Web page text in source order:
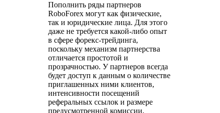
Пополнить ряды партнеров
RoboForex могут как физические,
так и юридические лица. Для этого
даже не требуется какой-либо опыт
в сфере форекс-трейдинга,
поскольку механизм партнерства
отличается простотой и
прозрачностью. У партнеров всегда
будет доступ к данным о количестве
приглашенных ними клиентов,
интенсивности посещений
реферальных ссылок и размере
предусмотренной комиссии.